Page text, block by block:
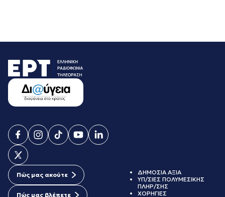
Πώς μας ακούτε
Πώς μας βλέπετε
ΔΗΜΟΣΙΑ ΑΞΙΑ
ΥΠ/ΣΙΕΣ ΠΟΛΥΜΕΣΙΚΗΣ
ΠΛΗΡ/ΣΗΣ
ΧΟΡΗΓΙΕΣ